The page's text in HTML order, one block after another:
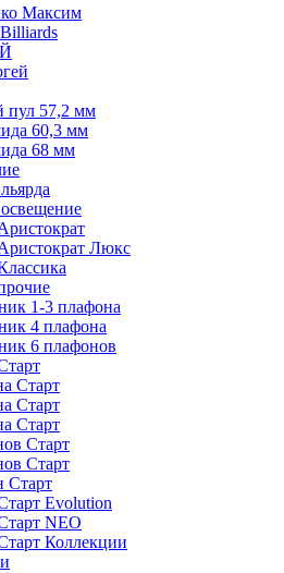
Максим
пул 57,2 мм
60,3 мм
68 мм
Люкс
1-3 плафона
4 плафона
6 плафонов
Старт
Старт
Старт
Старт
Старт
Старт
Evolution
NEO
Коллекции